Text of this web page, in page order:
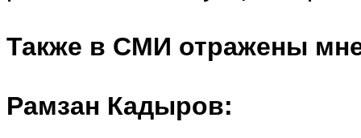
Также в СМИ отражены
Рамзан Кадыров: